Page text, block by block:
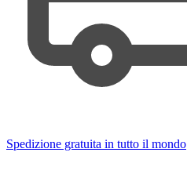
Spedizione gratuita in tutto il mondo